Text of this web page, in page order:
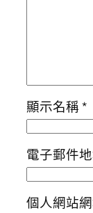
顯示名稱*
電子郵件
個人網站